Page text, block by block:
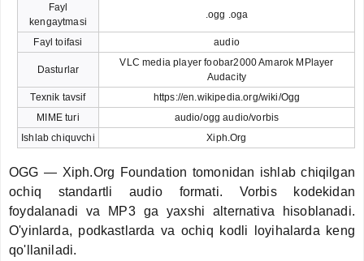
Fayl
kengaytmasi
.ogg .oga
Fayl toifasi audio
Dasturlar
VLC media player foobar2000 Amarok MPlayer
Audacity
Texnik tavsif
https://en.wikipedia.org/wiki/Ogg
MIME turi
audio/ogg audio/vorbis
Ishlab chiquvchi
Xiph.Org
OGG — Xiph.Org Foundation tomonidan ishlab chiqilgan
ochiq standartli audio formati. Vorbis kodekidan
foydalanadi va MP3 ga yaxshi alternativa hisoblanadi.
O'yinlarda, podkastlarda va ochiq kodli loyihalarda keng
qo'llaniladi.